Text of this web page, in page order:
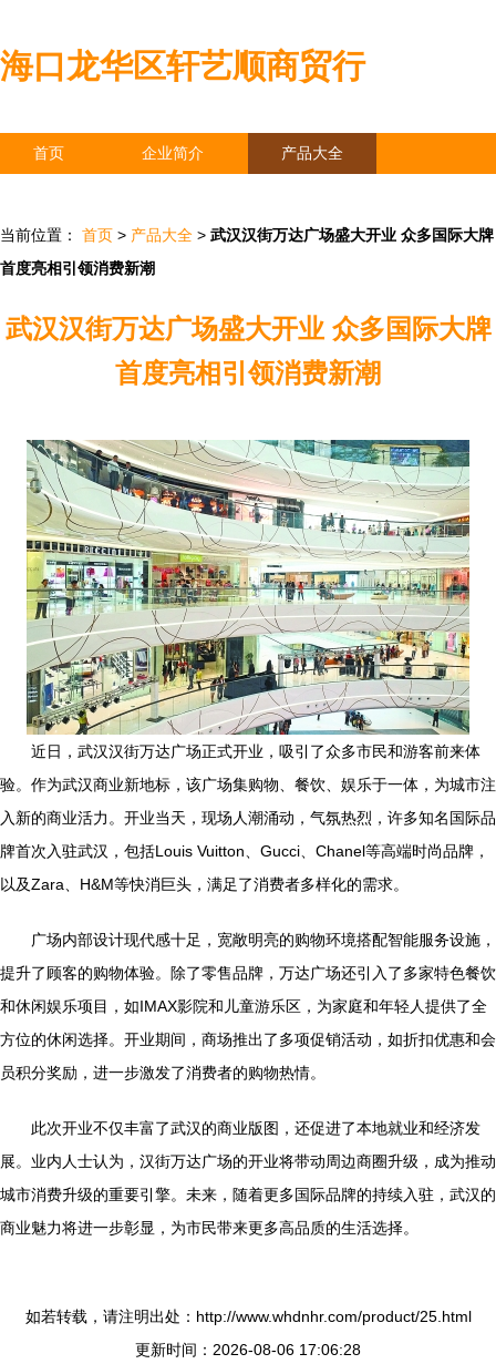
海口龙华区轩艺顺商贸行
首页 企业简介 产品大全
当前位置： 首页 > 产品大全 > 武汉汉街万达广场盛大开业 众多国际大牌
首度亮相引领消费新潮
武汉汉街万达广场盛大开业 众多国际大牌
首度亮相引领消费新潮
近日，武汉汉街万达广场正式开业，吸引了众多市民和游客前来体
验。作为武汉商业新地标，该广场集购物、餐饮、娱乐于一体，为城市注
入新的商业活力。开业当天，现场人潮涌动，气氛热烈，许多知名国际品
牌首次入驻武汉，包括Louis Vuitton、Gucci、Chanel等高端时尚品牌，
以及Zara、H&M等快消巨头，满足了消费者多样化的需求。
广场内部设计现代感十足，宽敞明亮的购物环境搭配智能服务设施，
提升了顾客的购物体验。除了零售品牌，万达广场还引入了多家特色餐饮
和休闲娱乐项目，如IMAX影院和儿童游乐区，为家庭和年轻人提供了全
方位的休闲选择。开业期间，商场推出了多项促销活动，如折扣优惠和会
员积分奖励，进一步激发了消费者的购物热情。
此次开业不仅丰富了武汉的商业版图，还促进了本地就业和经济发
展。业内人士认为，汉街万达广场的开业将带动周边商圈升级，成为推动
城市消费升级的重要引擎。未来，随着更多国际品牌的持续入驻，武汉的
商业魅力将进一步彰显，为市民带来更多高品质的生活选择。
如若转载，请注明出处：http://www.whdnhr.com/product/25.html
更新时间：2026-08-06 17:06:28